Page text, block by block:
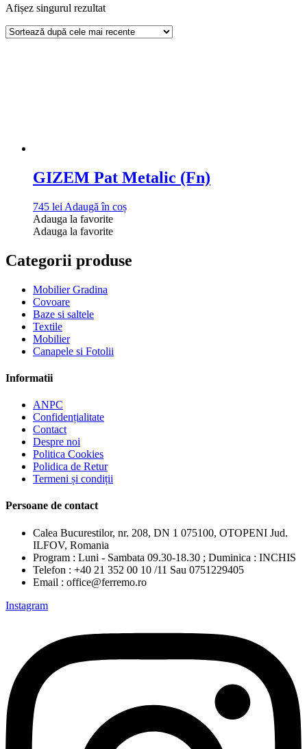
Afișez singurul rezultat
GIZEM Pat Metalic (Fn)
745 lei Adaugă în coș
Adauga la favorite
Adauga la favorite
Categorii produse
Mobilier Gradina
Covoare
Baze si saltele
Textile
Mobilier
Canapele si Fotolii
Informatii
ANPC
Confidențialitate
Contact
Despre noi
Politica Cookies
Polidica de Retur
Termeni și condiții
Persoane de contact
Calea Bucurestilor, nr. 208, DN 1 075100, OTOPENI Jud.
ILFOV, Romania
Program : Luni - Sambata 09.30-18.30 ; Duminica : INCHIS
Telefon : +40 21 352 00 10 /11 Sau 0751229405
Email : office@ferremo.ro
Instagram